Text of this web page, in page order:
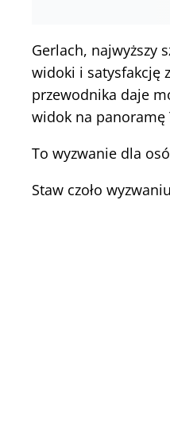
Gerlach, najwyższy
widoki i satysfakcję
przewodnika daje
widok na panoramę
To wyzwanie dla
Staw czoło